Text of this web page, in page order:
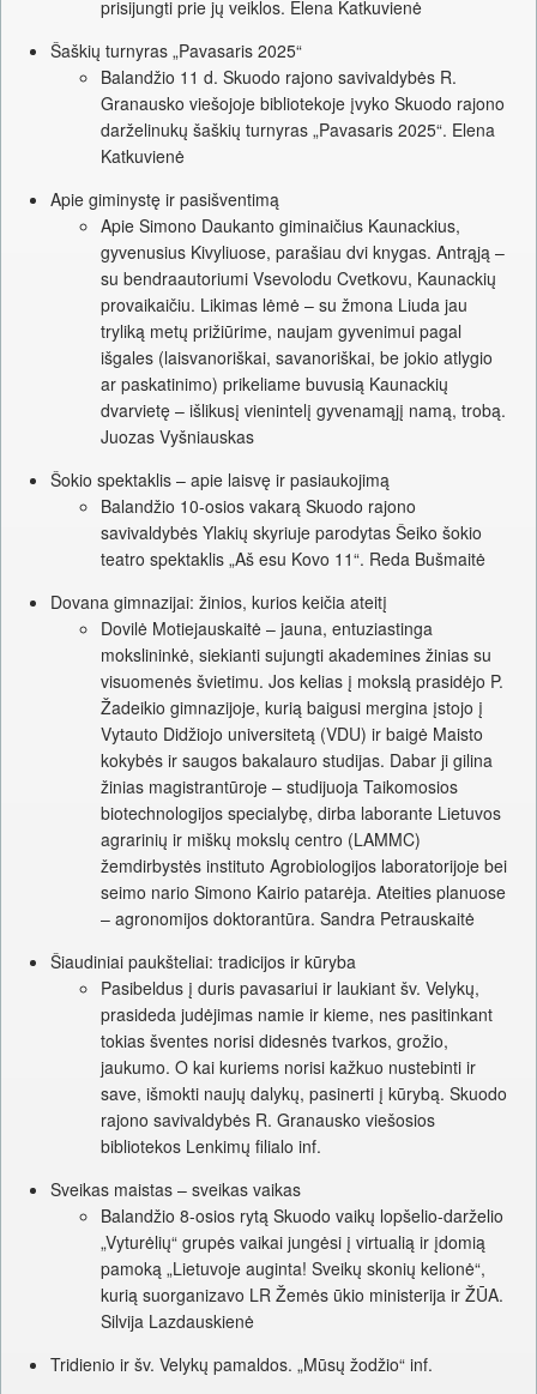
prisijungti prie jų veiklos. Elena Katkuvienė
Šaškių turnyras „Pavasaris 2025“
Balandžio 11 d. Skuodo rajono savivaldybės R.
Granausko viešojoje bibliotekoje įvyko Skuodo rajono
darželinukų šaškių turnyras „Pavasaris 2025“. Elena
Katkuvienė
Apie giminystę ir pasišventimą
Apie Simono Daukanto giminaičius Kaunackius,
gyvenusius Kivyliuose, parašiau dvi knygas. Antrąją –
su bendraautoriumi Vsevolodu Cvetkovu, Kaunackių
provaikaičiu. Likimas lėmė – su žmona Liuda jau
tryliką metų prižiūrime, naujam gyvenimui pagal
išgales (laisvanoriškai, savanoriškai, be jokio atlygio
ar paskatinimo) prikeliame buvusią Kaunackių
dvarvietę – išlikusį vienintelį gyvenamąjį namą, trobą.
Juozas Vyšniauskas
Šokio spektaklis – apie laisvę ir pasiaukojimą
Balandžio 10-osios vakarą Skuodo rajono
savivaldybės Ylakių skyriuje parodytas Šeiko šokio
teatro spektaklis „Aš esu Kovo 11“. Reda Bušmaitė
Dovana gimnazijai: žinios, kurios keičia ateitį
Dovilė Motiejauskaitė – jauna, entuziastinga
mokslininkė, siekianti sujungti akademines žinias su
visuomenės švietimu. Jos kelias į mokslą prasidėjo P.
Žadeikio gimnazijoje, kurią baigusi mergina įstojo į
Vytauto Didžiojo universitetą (VDU) ir baigė Maisto
kokybės ir saugos bakalauro studijas. Dabar ji gilina
žinias magistrantūroje – studijuoja Taikomosios
biotechnologijos specialybę, dirba laborante Lietuvos
agrarinių ir miškų mokslų centro (LAMMC)
žemdirbystės instituto Agrobiologijos laboratorijoje bei
seimo nario Simono Kairio patarėja. Ateities planuose
– agronomijos doktorantūra. Sandra Petrauskaitė
Šiaudiniai paukšteliai: tradicijos ir kūryba
Pasibeldus į duris pavasariui ir laukiant šv. Velykų,
prasideda judėjimas namie ir kieme, nes pasitinkant
tokias šventes norisi didesnės tvarkos, grožio,
jaukumo. O kai kuriems norisi kažkuo nustebinti ir
save, išmokti naujų dalykų, pasinerti į kūrybą. Skuodo
rajono savivaldybės R. Granausko viešosios
bibliotekos Lenkimų filialo inf.
Sveikas maistas – sveikas vaikas
Balandžio 8-osios rytą Skuodo vaikų lopšelio-darželio
„Vyturėlių“ grupės vaikai jungėsi į virtualią ir įdomią
pamoką „Lietuvoje auginta! Sveikų skonių kelionė“,
kurią suorganizavo LR Žemės ūkio ministerija ir ŽŪA.
Silvija Lazdauskienė
Tridienio ir šv. Velykų pamaldos. „Mūsų žodžio“ inf.